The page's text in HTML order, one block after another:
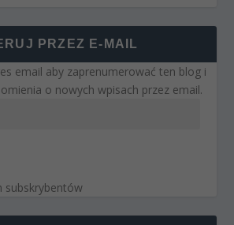
PRZEZ E-MAIL
email aby zaprenumerować ten blog i
o nowych wpisach przez email.
subskrybentów